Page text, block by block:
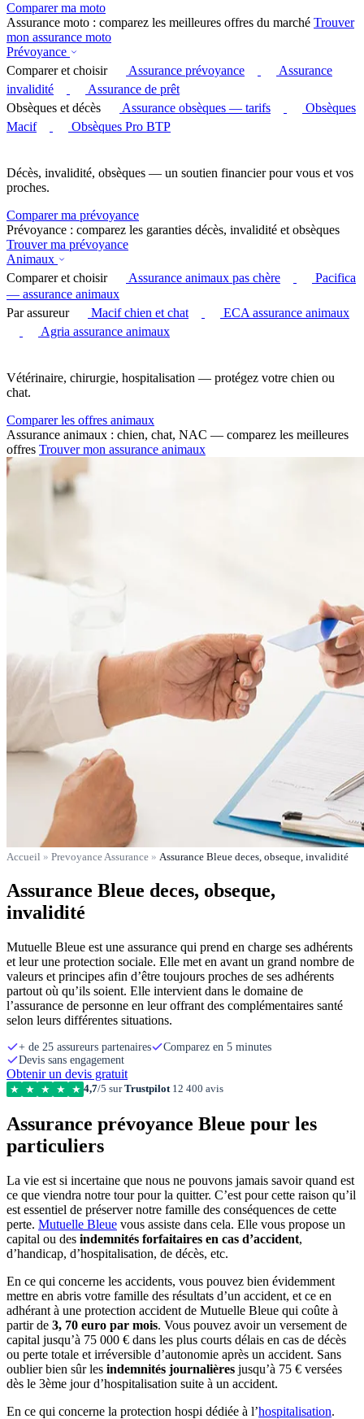
Comparer ma moto
Assurance moto : comparez les meilleures offres du marché Trouver
mon assurance moto
Prévoyance
Comparer et choisir
Assurance prévoyance
Assurance
invalidité
Assurance de prêt
Obsèques et décès
Assurance obsèques — tarifs
Obsèques
Macif
Obsèques Pro BTP
Décès, invalidité, obsèques — un soutien financier pour vous et vos
proches.
Comparer ma prévoyance
Prévoyance : comparez les garanties décès, invalidité et obsèques
Trouver ma prévoyance
Animaux
Comparer et choisir
Assurance animaux pas chère
Pacifica
— assurance animaux
Par assureur
Macif chien et chat
ECA assurance animaux
Agria assurance animaux
Vétérinaire, chirurgie, hospitalisation — protégez votre chien ou
chat.
Comparer les offres animaux
Assurance animaux : chien, chat, NAC — comparez les meilleures
offres Trouver mon assurance animaux
Accueil » Prevoyance Assurance » Assurance Bleue deces, obseque, invalidité
Assurance Bleue deces, obseque,
invalidité
Mutuelle Bleue est une assurance qui prend en charge ses adhérents
et leur une protection sociale. Elle met en avant un grand nombre de
valeurs et principes afin d’être toujours proches de ses adhérents
partout où qu’ils soient. Elle intervient dans le domaine de
l’assurance de personne en leur offrant des complémentaires santé
selon leurs différentes situations.
+ de 25 assureurs partenaires
Comparez en 5 minutes
Devis sans engagement
Obtenir un devis gratuit
★ ★ ★ ★ ★ 4,7/5 surTrustpilot12 400 avis
Assurance prévoyance Bleue pour les
particuliers
La vie est si incertaine que nous ne pouvons jamais savoir quand est
ce que viendra notre tour pour la quitter. C’est pour cette raison qu’il
est essentiel de préserver notre famille des conséquences de cette
perte. Mutuelle Bleue vous assiste dans cela. Elle vous propose un
capital ou des indemnités forfaitaires en cas d’accident,
d’handicap, d’hospitalisation, de décès, etc.
En ce qui concerne les accidents, vous pouvez bien évidemment
mettre en abris votre famille des résultats d’un accident, et ce en
adhérant à une protection accident de Mutuelle Bleue qui coûte à
partir de 3, 70 euro par mois. Vous pouvez avoir un versement de
capital jusqu’à 75 000 € dans les plus courts délais en cas de décès
ou perte totale et irréversible d’autonomie après un accident. Sans
oublier bien sûr les indemnités journalières jusqu’à 75 € versées
dès le 3ème jour d’hospitalisation suite à un accident.
En ce qui concerne la protection hospi dédiée à l’hospitalisation.